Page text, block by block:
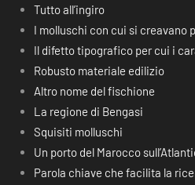
Tutto all’ingiro
I molluschi con cui si creavano
Il difetto tipografico per cui i
Robusto materiale edilizio
Altro nome del fischione
La regione di Bengasi
Squisiti molluschi
Un porto del Marocco
Parola chiave che facilita la